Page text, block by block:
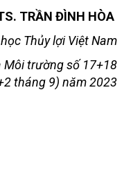
TRẦN ĐÌNH HÒA
Thủy lợi Việt Nam
Môi trường số 17+18
tháng 9) năm 2023